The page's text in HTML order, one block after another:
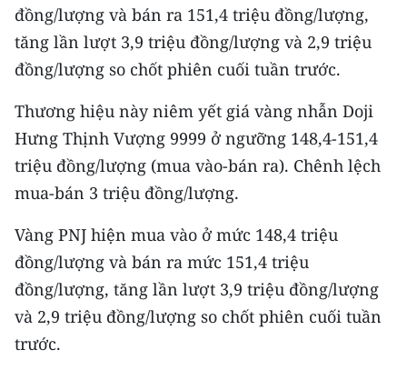
Media Môi trường
Ảnh
TIN MỚI
TIN ĐỊA PHƯƠNG
Trung du và miền núi phía Bắc
Đồng bằng sông Hồng
Bắc Trung Bộ
đồng/lượng và bán ra 151,4 triệu đồng/lượng,
tăng lần lượt 3,9 triệu đồng/lượng và 2,9 triệu
đồng/lượng so chốt phiên cuối tuần trước.
Thương hiệu này niêm yết giá vàng nhẫn Doji
Hưng Thịnh Vượng 9999 ở ngưỡng 148,4-151,4
triệu đồng/lượng (mua vào-bán ra). Chênh lệch
mua-bán 3 triệu đồng/lượng.
Vàng PNJ hiện mua vào ở mức 148,4 triệu
đồng/lượng và bán ra mức 151,4 triệu
đồng/lượng, tăng lần lượt 3,9 triệu đồng/lượng
và 2,9 triệu đồng/lượng so chốt phiên cuối tuần
trước.